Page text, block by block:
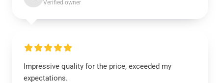
Verified owner
Impressive quality for the price, exceeded my
expectations.